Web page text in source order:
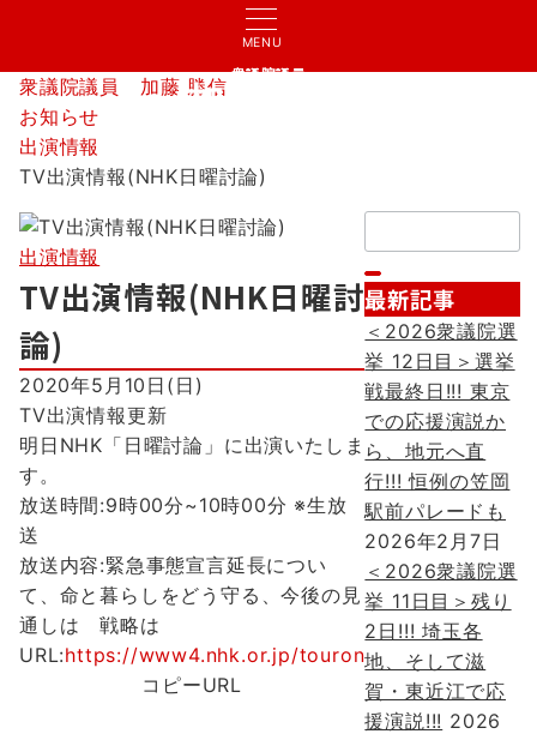
MENU
衆議院議員
加藤 勝信
衆議院議員 加藤 勝信
お知らせ
出演情報
TV出演情報(NHK日曜討論)
出演情報
TV出演情報(NHK日曜討
論)
2020年5月10日(日)
TV出演情報更新
明日NHK「日曜討論」に出演いたしま
す。
放送時間:9時00分~10時00分 ※生放
送
放送内容:緊急事態宣言延長につい
て、命と暮らしをどう守る、今後の見
通しは 戦略は
URL:https://www4.nhk.or.jp/touron
コピーURL
索：
最新記事
＜2026衆議院選
挙 12日目＞選挙
戦最終日!!! 東京
での応援演説か
ら、地元へ直
行!!! 恒例の笠岡
駅前パレードも
2026年2月7日
＜2026衆議院選
挙 11日目＞残り
2日!!! 埼玉各
地、そして滋
賀・東近江で応
援演説!!! 2026